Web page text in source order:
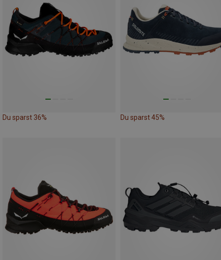
Du sparst 36% Du sparst 45%